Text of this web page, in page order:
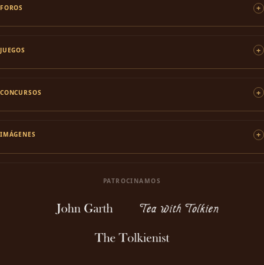
FOROS
JUEGOS
CONCURSOS
IMÁGENES
PATROCINAMOS